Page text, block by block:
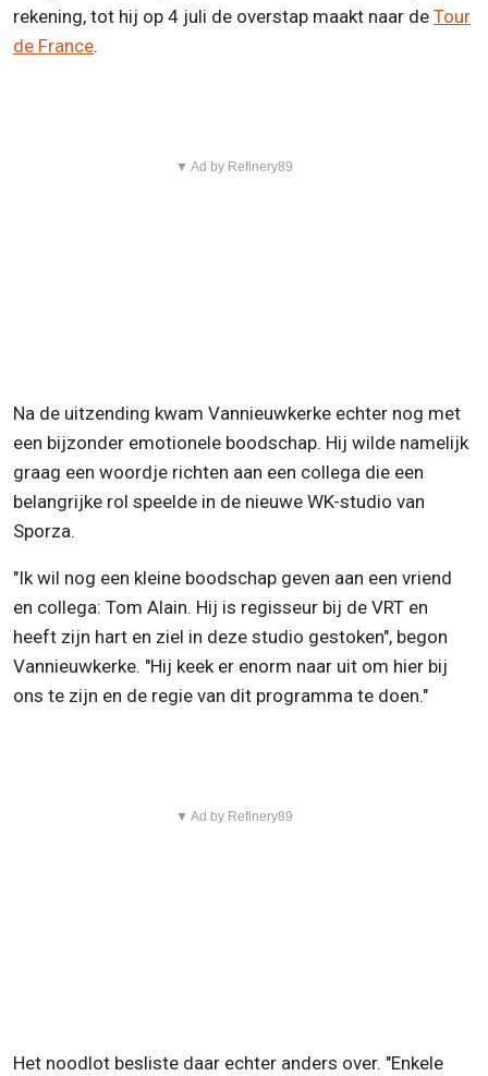
rekening, tot hij op 4 juli de overstap maakt naar de Tour
de France.
▼ Ad by Refinery89
Na de uitzending kwam Vannieuwkerke echter nog met
een bijzonder emotionele boodschap. Hij wilde namelijk
graag een woordje richten aan een collega die een
belangrijke rol speelde in de nieuwe WK-studio van
Sporza.
"Ik wil nog een kleine boodschap geven aan een vriend
en collega: Tom Alain. Hij is regisseur bij de VRT en
heeft zijn hart en ziel in deze studio gestoken", begon
Vannieuwkerke. "Hij keek er enorm naar uit om hier bij
ons te zijn en de regie van dit programma te doen."
▼ Ad by Refinery89
Het noodlot besliste daar echter anders over. "Enkele